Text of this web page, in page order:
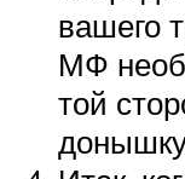
вашего
МФ
той